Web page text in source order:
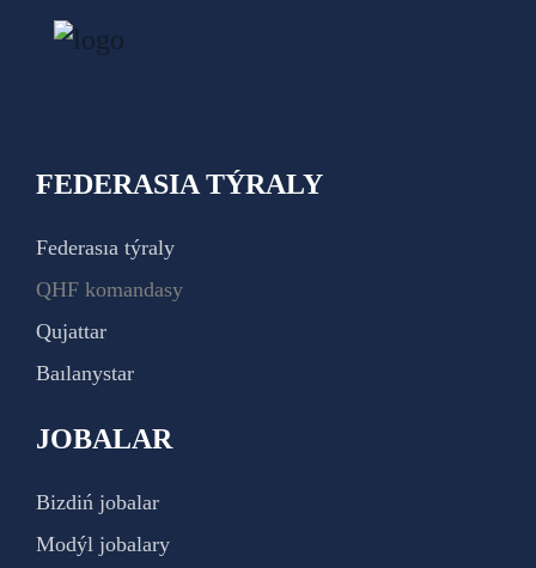
FEDERASIA TÝRALY
Federasıa týraly
QHF komandasy
Qujattar
Baılanystar
JOBALAR
Bizdiń jobalar
Modýl jobalary